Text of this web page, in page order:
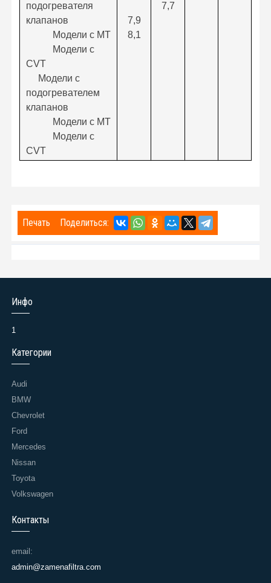
подогревателя
клапанов
Модели с MT
Модели с
CVT
Модели с
подогревателем
клапанов
Модели с MT
Модели с
CVT
7,9
8,1
7,7
Печать Поделиться:
Инфо
1
Категории
Audi
BMW
Chevrolet
Ford
Mercedes
Nissan
Toyota
Volkswagen
Контакты
email:
admin@zamenafiltra.com